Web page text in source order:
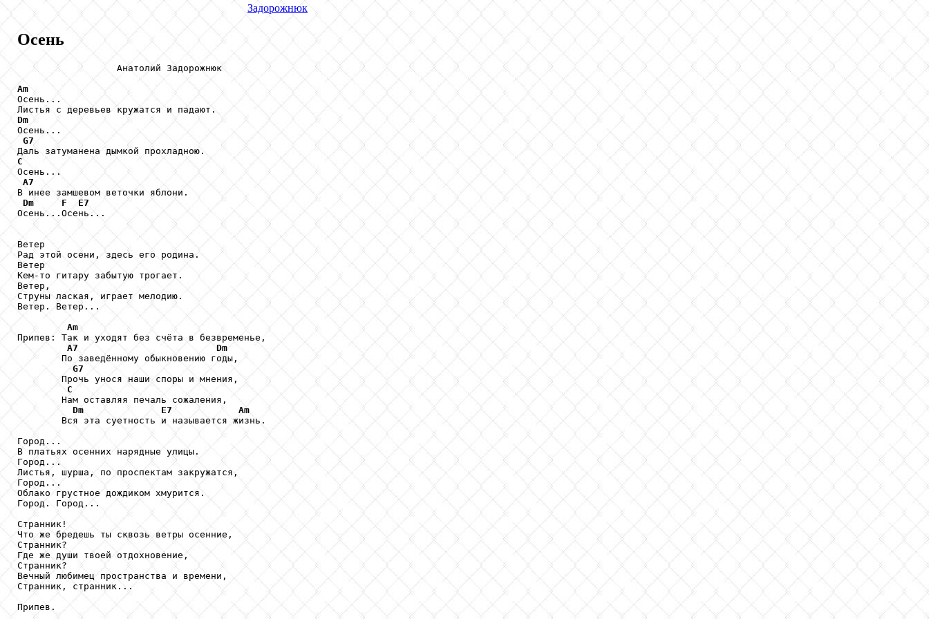
Задорожнюк
Осень
                  Анатолий Задорожнюк
Am
Осень...
Dm
Осень...
G7
C
Осень...
A7
В инее замшевом веточки яблони.
Dm
F
E7
Осень...Осень...
Ветер
Рад этой осени, здесь его родина.
Ветер
Кем-то гитару забытую трогает.
Ветер,
Струны лаская, играет мелодию.
Ветер. Ветер...
Am
Припев: Так и уходят без счёта в безвременье,
A7
Dm
        По заведённому обыкновению годы,
G7
        Прочь унося наши споры и мнения,
C
        Нам оставляя печаль сожаления,
Dm
E7
Am
        Вся эта суетность и называется жизнь.
Город...
В платьях осенних нарядные улицы.
Город...
Листья, шурша, по проспектам закружатся,
Город...
Облако грустное дождиком хмурится.
Город. Город...
Странник!
Что же бредешь ты сквозь ветры осенние,
Странник?
Где же души твоей отдохновение,
Странник?
Вечный любимец пространства и времени,
Странник, странник...
Припев.